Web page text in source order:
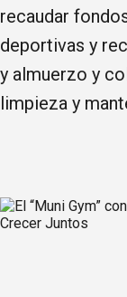
recaudar
deportivas y
y almuerzo y
limpieza y